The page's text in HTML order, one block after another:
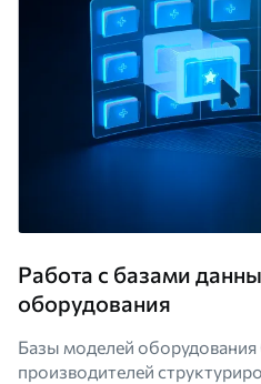
Работа с базами
оборудования
Базы моделей
производителей